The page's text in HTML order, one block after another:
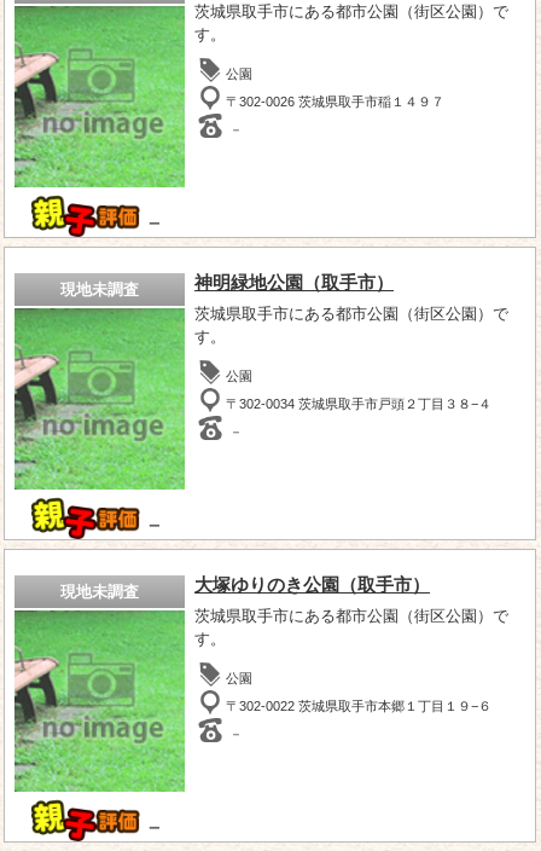
－
茨城県取手市にある都市公園（街区公園）で
す。
公園
〒302-0026 茨城県取手市稲１４９７
－
現地未調査
－
神明緑地公園（取手市）
茨城県取手市にある都市公園（街区公園）で
す。
公園
〒302-0034 茨城県取手市戸頭２丁目３８−４
－
現地未調査
－
大塚ゆりのき公園（取手市）
茨城県取手市にある都市公園（街区公園）で
す。
公園
〒302-0022 茨城県取手市本郷１丁目１９−６
－